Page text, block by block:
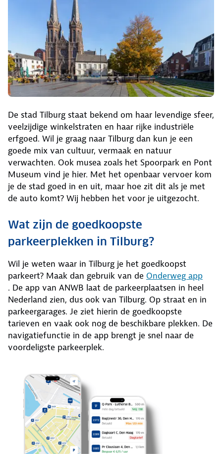
De stad Tilburg staat bekend om haar levendige sfeer,
veelzijdige winkelstraten en haar rijke industriële
erfgoed. Wil je graag naar Tilburg dan kun je een
goede mix van cultuur, vermaak en natuur
verwachten. Ook musea zoals het Spoorpark en Pont
Museum vind je hier. Met het openbaar vervoer kom
je de stad goed in en uit, maar hoe zit dit als je met
de auto komt? Wij hebben het voor je uitgezocht.
Wat zijn de goedkoopste
parkeerplekken in Tilburg?
Wil je weten waar in Tilburg je het goedkoopst
parkeert? Maak dan gebruik van de Onderweg app
. De app van ANWB laat de parkeerplaatsen in heel
Nederland zien, dus ook van Tilburg. Op straat en in
parkeergarages. Je ziet hierin de goedkoopste
tarieven en vaak ook nog de beschikbare plekken. De
navigatiefunctie in de app brengt je snel naar de
voordeligste parkeerplek.